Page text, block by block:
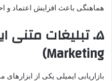
هماهنگی باعث افزایش اعتماد و
Marketing)
بازاریابی ایمیلی یکی از